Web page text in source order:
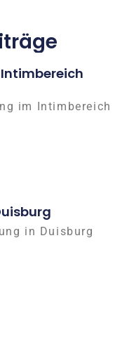
im Intimbereich
in Duisburg